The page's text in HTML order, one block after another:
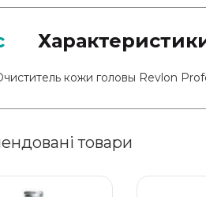
кожи головы Revlon
товари